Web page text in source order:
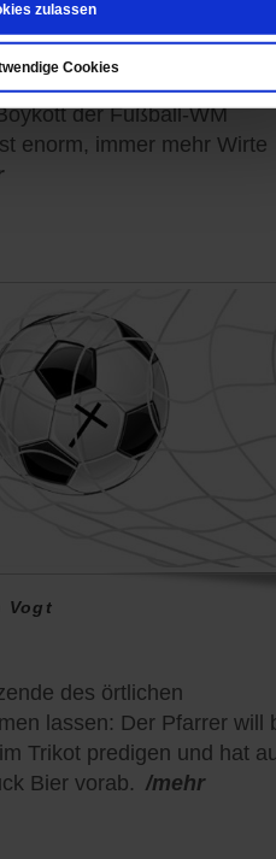
zulassen
Cookies
Kneipe«
Kneipe Retematäng,
der Fußball-WM
enorm, immer mehr Wirte
Vogt
des örtlichen
lassen: Der Pfarrer will
Trikot predigen und hat
Bier vorab. /mehr